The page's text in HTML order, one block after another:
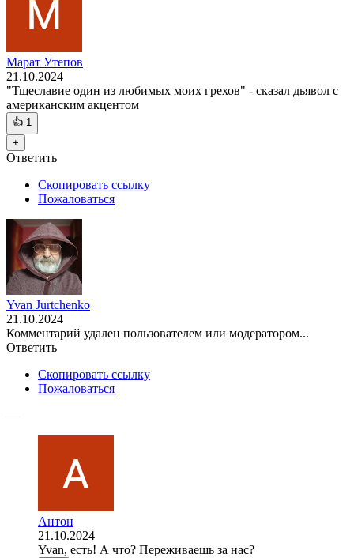
Марат Утепов
21.10.2024
"Тщеславие один из любимых моих грехов" - сказал дьявол с
американским акцентом
👍 1
+
Ответить
Скопировать ссылку
Пожаловаться
Yvan Jurtchenko
21.10.2024
Комментарий удален пользователем или модератором...
Ответить
Скопировать ссылку
Пожаловаться
—
Антон
21.10.2024
Yvan, есть! А что? Переживаешь за нас?